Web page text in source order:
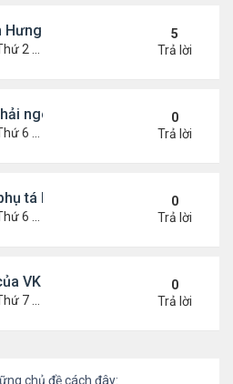
phẫn uất sau vụ cướp
9 08, 2025 11:54 am
5
Trả lời
ngoại chống chính quyền nhân
10 03, 2025 6:23 pm
0
Trả lời
tá bộ trưởngHải Quân
10 03, 2025 6:01 pm
0
Trả lời
VK về nước làm việc
9 27, 2025 2:29 pm
0
Trả lời
chủ đề cách đây: